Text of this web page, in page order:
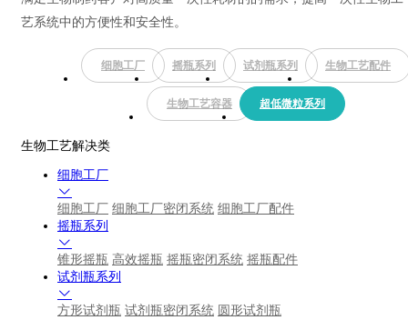
艺系统中的方便性和安全性。
细胞工厂 摇瓶系列 试剂瓶系列 生物工艺配件
生物工艺容器 超低微粒系列
生物工艺解决类
细胞工厂
细胞工厂 细胞工厂密闭系统 细胞工厂配件
摇瓶系列
锥形摇瓶 高效摇瓶 摇瓶密闭系统 摇瓶配件
试剂瓶系列
方形试剂瓶 试剂瓶密闭系统 圆形试剂瓶